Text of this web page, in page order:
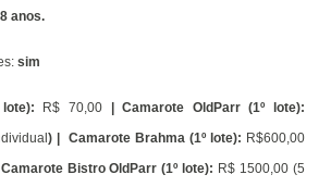
anos.
sim
R$ 70,00 | Camarote OldParr (1º lote):
) | Camarote Brahma (1º lote): R$600,00
Bistro OldParr (1º lote): R$ 1500,00 (5